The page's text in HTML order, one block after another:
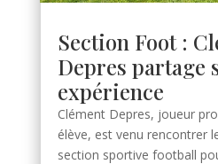
Section Foot :
Depres partage
expérience
Clément Depres, joueur
élève, est venu rencontrer
section sportive football